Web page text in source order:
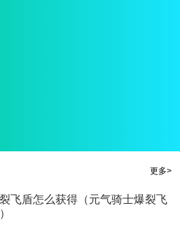
好地保护每个人的信息，网民可以在某种
更多>
飞盾怎么获得（元气骑士爆裂飞